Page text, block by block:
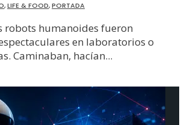
,LIFE & FOOD,PORTADA
robots humanoides fueron
en laboratorios o
Caminaban, hacían...